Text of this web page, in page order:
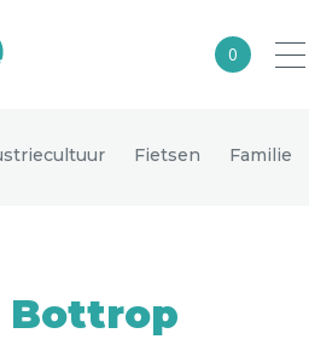
0
Fietsen Familie
Bottrop